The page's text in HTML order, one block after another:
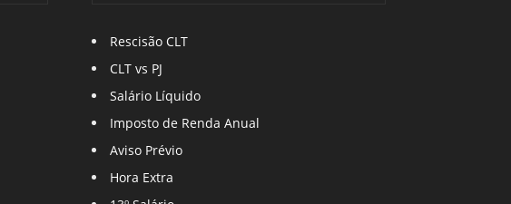
Rescisão CLT
CLT vs PJ
Salário Líquido
Imposto de Renda Anual
Aviso Prévio
Hora Extra